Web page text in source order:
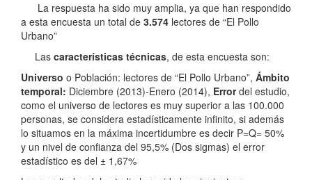
La respuesta ha sido muy amplia, ya que han respondido
a esta encuesta un total de 3.574 lectores de “El Pollo
Urbano”
Las características técnicas, de esta encuesta son:
Universo o Población: lectores de “El Pollo Urbano”, Ámbito
temporal: Diciembre (2013)-Enero (2014), Errordel estudio,
como el universo de lectores es muy superior a las 100.000
personas, se considera estadísticamente infinito, si además
lo situamos en la máxima incertidumbre es decir P=Q= 50%
y un nivel de confianza del 95,5% (Dos sigmas) el error
estadístico es del ± 1,67%